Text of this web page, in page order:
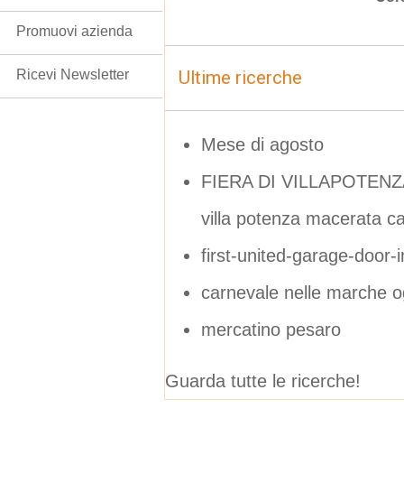
Ultime ricerche
Mese di agosto
FIERA DI
villa potenza macerata
first-united-garage-door-
carnevale nelle marche
mercatino pesaro
Guarda tutte le ricerche!
Promuovi azienda
Ricevi Newsletter